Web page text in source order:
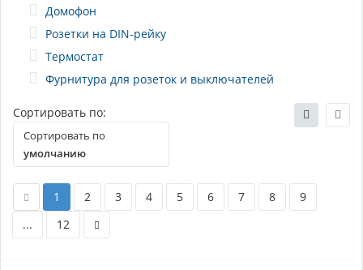
Домофон
Розетки на DIN-рейку
Термостат
Фурнитура для розеток и выключателей
Сортировать по:
Сортировать по
умолчанию
1 2 3 4 5 6 7 8
9
...
12